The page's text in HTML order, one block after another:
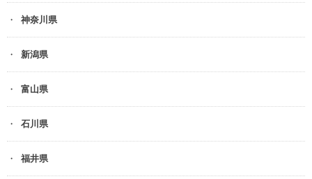
神奈川県
新潟県
富山県
石川県
福井県